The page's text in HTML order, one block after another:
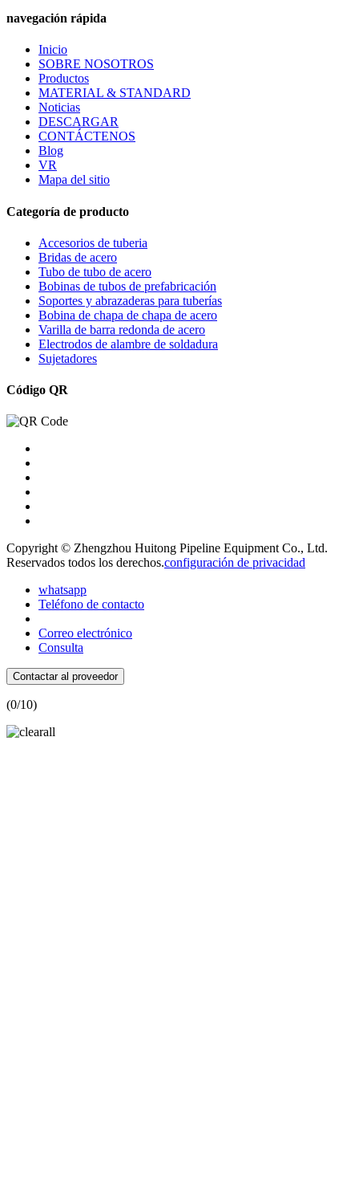
navegación rápida
Inicio
SOBRE NOSOTROS
Productos
MATERIAL & STANDARD
Noticias
DESCARGAR
CONTÁCTENOS
Blog
VR
Mapa del sitio
Categoría de producto
Accesorios de tuberia
Bridas de acero
Tubo de tubo de acero
Bobinas de tubos de prefabricación
Soportes y abrazaderas para tuberías
Bobina de chapa de chapa de acero
Varilla de barra redonda de acero
Electrodos de alambre de soldadura
Sujetadores
Código QR
Copyright © Zhengzhou Huitong Pipeline Equipment Co., Ltd.
Reservados todos los derechos.configuración de privacidad
whatsapp
Teléfono de contacto
Correo electrónico
Consulta
Contactar al proveedor
(0/10)